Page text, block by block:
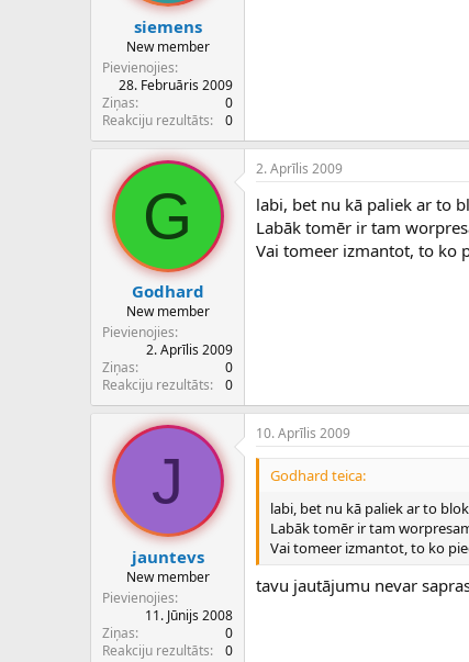
siemens
New member
Pievienojies
28. Februāris 2009
Ziņas
0
Reakciju rezultāts
0
G
Godhard
New member
Pievienojies
2. Aprīlis 2009
Ziņas
0
Reakciju rezultāts
0
2. Aprīlis 2009
labi, bet nu kā paliek ar to
Labāk tomēr ir tam
Vai tomeer izmantot, to ko
J
jauntevs
New member
Pievienojies
11. Jūnijs 2008
Ziņas
0
Reakciju rezultāts
0
10. Aprīlis 2009
Godhard teica:
labi, bet nu kā paliek ar to
Labāk tomēr ir tam
Vai tomeer izmantot, to ko
tavu jautājumu nevar